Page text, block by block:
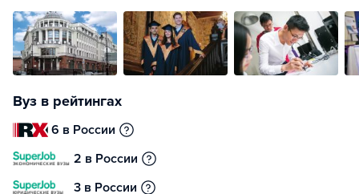
Вуз в рейтингах
6 в России
2 в России
3 в России